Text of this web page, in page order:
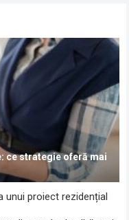
ce strategie oferă mai
unui proiect rezidențial